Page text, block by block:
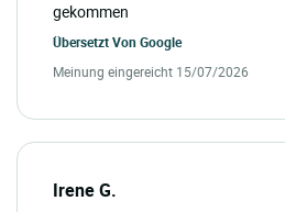
gekommen
Übersetzt Von Google
Meinung eingereicht 15/07/2026
Irene G.